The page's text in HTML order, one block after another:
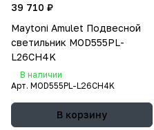
39 710 ₽
Maytoni Amulet Подвесной
светильник MOD555PL-
L26CH4K
В наличии
Арт. MOD555PL-L26CH4K
В корзину